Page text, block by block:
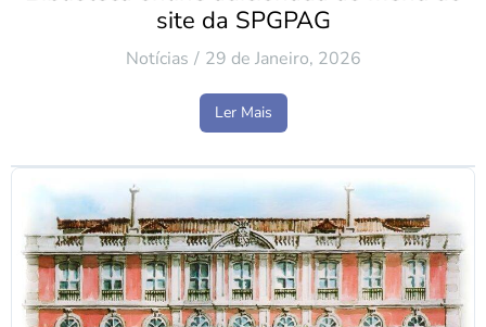
site da SPGPAG
Notícias 29 de Janeiro, 2026
Ler Mais